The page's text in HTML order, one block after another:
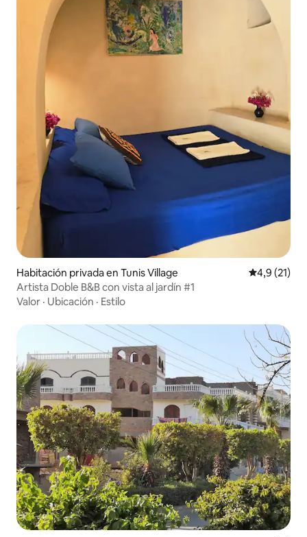
Habitación privada en Tunis Village Calificación
4,9 (21)
Artista Doble B&B con vista al jardín #1
Valor · Ubicación · Estilo